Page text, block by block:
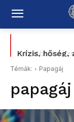
Krízis, hőség,
vízügyi
Felföldi
kéri
Témák: Papagáj
papagáj